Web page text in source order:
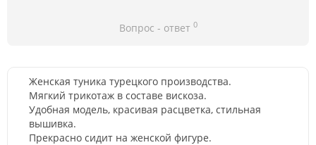
Вопрос - ответ 0
Женская туника турецкого производства.
Мягкий трикотаж в составе вискоза.
Удобная модель, красивая расцветка, стильная
вышивка.
Прекрасно сидит на женской фигуре.